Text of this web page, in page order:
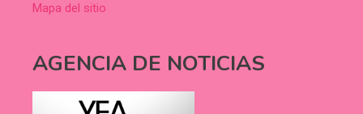
Mapa del sitio
AGENCIA DE NOTICIAS